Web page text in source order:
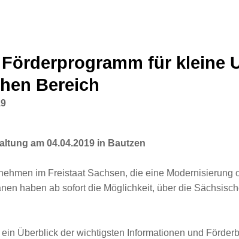
Förderprogramm für kleine
Bereich
am 04.04.2019 in Bautzen
im Freistaat Sachsen, die eine Modernisierung
haben ab sofort die Möglichkeit, über die
Überblick der wichtigsten Informationen und